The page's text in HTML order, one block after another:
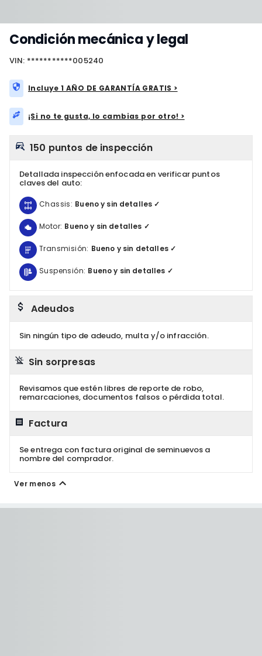
Condición mecánica y legal
VIN: ***********005240
Incluye 1 AÑO DE GARANTÍA GRATIS >
¡Si no te gusta, lo cambias por otro! >
150 puntos de inspección
Detallada inspección enfocada en verificar puntos
claves del auto:
Chassis: Bueno y sin detalles ✓
Motor: Bueno y sin detalles ✓
Transmisión: Bueno y sin detalles ✓
Suspensión: Bueno y sin detalles ✓
Adeudos
Sin ningún tipo de adeudo, multa y/o infracción.
Sin sorpresas
Revisamos que estén libres de reporte de robo,
remarcaciones, documentos falsos o pérdida total.
Factura
Se entrega con factura original de seminuevos a
nombre del comprador.
Ver menos